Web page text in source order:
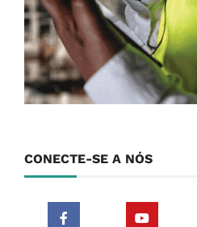
CONECTE-SE A NÓS